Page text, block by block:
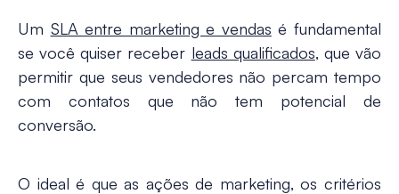
Um SLA entre marketing e vendas é fundamental
se você quiser receber leads qualificados, que vão
permitir que seus vendedores não percam tempo
com contatos que não tem potencial de
conversão.
O ideal é que as ações de marketing, os critérios